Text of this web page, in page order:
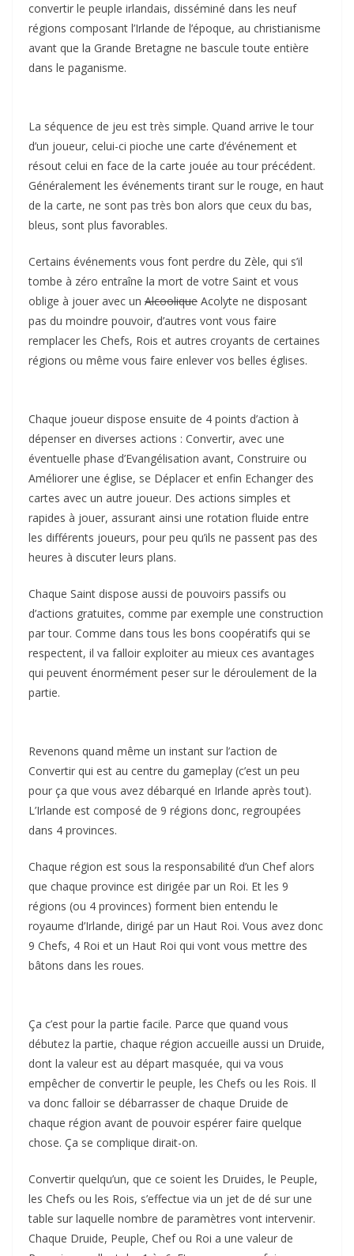
convertir le peuple irlandais, disséminé dans les neuf
régions composant l’Irlande de l’époque, au christianisme
avant que la Grande Bretagne ne bascule toute entière
dans le paganisme.
La séquence de jeu est très simple. Quand arrive le tour
d’un joueur, celui-ci pioche une carte d’événement et
résout celui en face de la carte jouée au tour précédent.
Généralement les événements tirant sur le rouge, en haut
de la carte, ne sont pas très bon alors que ceux du bas,
bleus, sont plus favorables.
Certains événements vous font perdre du Zèle, qui s’il
tombe à zéro entraîne la mort de votre Saint et vous
oblige à jouer avec un Alcoolique Acolyte ne disposant
pas du moindre pouvoir, d’autres vont vous faire
remplacer les Chefs, Rois et autres croyants de certaines
régions ou même vous faire enlever vos belles églises.
Chaque joueur dispose ensuite de 4 points d’action à
dépenser en diverses actions : Convertir, avec une
éventuelle phase d’Evangélisation avant, Construire ou
Améliorer une église, se Déplacer et enfin Echanger des
cartes avec un autre joueur. Des actions simples et
rapides à jouer, assurant ainsi une rotation fluide entre
les différents joueurs, pour peu qu’ils ne passent pas des
heures à discuter leurs plans.
Chaque Saint dispose aussi de pouvoirs passifs ou
d’actions gratuites, comme par exemple une construction
par tour. Comme dans tous les bons coopératifs qui se
respectent, il va falloir exploiter au mieux ces avantages
qui peuvent énormément peser sur le déroulement de la
partie.
Revenons quand même un instant sur l’action de
Convertir qui est au centre du gameplay (c’est un peu
pour ça que vous avez débarqué en Irlande après tout).
L’Irlande est composé de 9 régions donc, regroupées
dans 4 provinces.
Chaque région est sous la responsabilité d’un Chef alors
que chaque province est dirigée par un Roi. Et les 9
régions (ou 4 provinces) forment bien entendu le
royaume d’Irlande, dirigé par un Haut Roi. Vous avez donc
9 Chefs, 4 Roi et un Haut Roi qui vont vous mettre des
bâtons dans les roues.
Ça c’est pour la partie facile. Parce que quand vous
débutez la partie, chaque région accueille aussi un Druide,
dont la valeur est au départ masquée, qui va vous
empêcher de convertir le peuple, les Chefs ou les Rois. Il
va donc falloir se débarrasser de chaque Druide de
chaque région avant de pouvoir espérer faire quelque
chose. Ça se complique dirait-on.
Convertir quelqu’un, que ce soient les Druides, le Peuple,
les Chefs ou les Rois, s’effectue via un jet de dé sur une
table sur laquelle nombre de paramètres vont intervenir.
Chaque Druide, Peuple, Chef ou Roi a une valeur de